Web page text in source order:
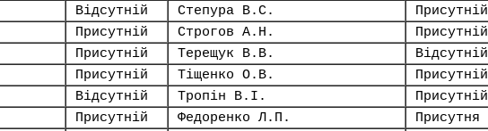
Відсутній Степура В.С.
Присутній
Присутній Строгов А.Н.
Присутній
Присутній Терещук В.В.
Відсутній
Присутній Тіщенко О.В.
Присутній
Відсутній Тропін В.І.
Присутній
Присутній Федоренко Л.П.
Присутня